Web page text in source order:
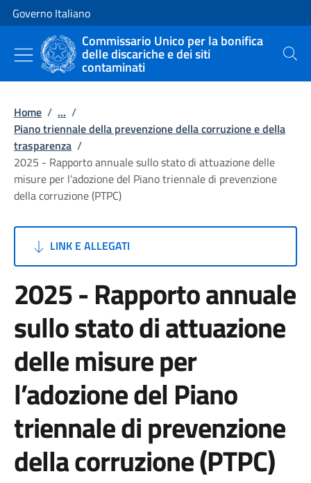
Vai al contenuto
Vai alla navigazione del sito
Governo Italiano
Commissario Unico per la bonifica
delle discariche e dei siti
contaminati Cerca
Home / ... /
Piano triennale della prevenzione della corruzione e della
trasparenza /
2025 - Rapporto annuale sullo stato di attuazione delle
misure per l’adozione del Piano triennale di prevenzione
della corruzione (PTPC)
LINK E ALLEGATI
2025 - Rapporto annuale
sullo stato di attuazione
delle misure per
l’adozione del Piano
triennale di prevenzione
della corruzione (PTPC)